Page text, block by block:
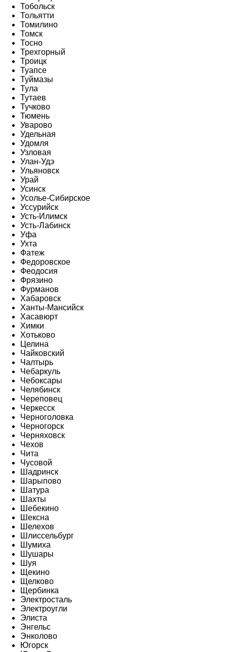
Тобольск
Тольятти
Томилино
Томск
Тосно
Трехгорный
Троицк
Туапсе
Туймазы
Тула
Тутаев
Тучково
Тюмень
Уварово
Удельная
Удомля
Узловая
Улан-Удэ
Ульяновск
Урай
Усинск
Усолье-Сибирское
Уссурийск
Усть-Илимск
Усть-Лабинск
Уфа
Ухта
Фатеж
Федоровское
Феодосия
Фрязино
Фурманов
Хабаровск
Ханты-Мансийск
Хасавюрт
Химки
Хотьково
Целина
Чайковский
Чалтырь
Чебаркуль
Чебоксары
Челябинск
Череповец
Черкесск
Черноголовка
Черногорск
Черняховск
Чехов
Чита
Чусовой
Шадринск
Шарыпово
Шатура
Шахты
Шебекино
Шексна
Шелехов
Шлиссельбург
Шумиха
Шушары
Шуя
Щекино
Щелково
Щербинка
Электросталь
Электроугли
Элиста
Энгельс
Энколово
Югорск